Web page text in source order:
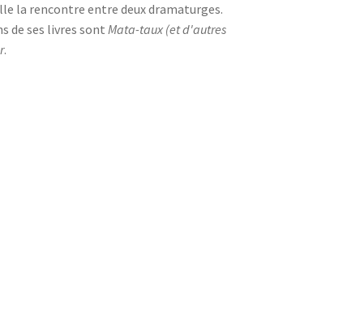
la rencontre entre deux dramaturges.
de ses livres sontMata-taux (et d'autres
.